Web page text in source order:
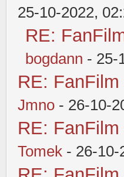
25-10-2022,
RE:
bogdann - 25-
RE: FanFilm
Jmno - 26-10-
RE: FanFilm
Tomek - 26-10-